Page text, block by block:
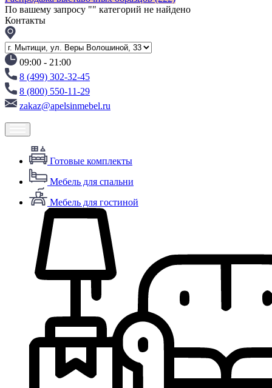
По вашему запросу "" категорий не найдено
Контакты
09:00 - 21:00
8 (499) 302-32-45
8 (800) 550-11-29
zakaz@apelsinmebel.ru
Готовые комплекты
Мебель для спальни
Мебель для гостиной